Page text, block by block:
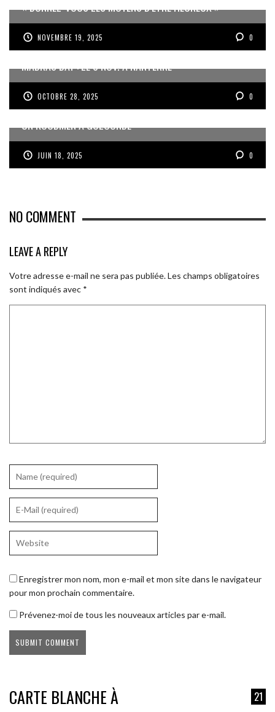
« DONNEZ-VOUS LES MOYENS D’ÊTRE HEUREUX »
NOVEMBRE 19, 2025 0
MADRAS DAY : LE 8 NOV. À NANTERRE
OCTOBRE 28, 2025 0
UN KOUDMEN À GOLCONDE
JUIN 18, 2025 0
NO COMMENT
LEAVE A REPLY
Votre adresse e-mail ne sera pas publiée.Les champs obligatoires
sont indiqués avec *
Enregistrer mon nom, mon e-mail et mon site dans le navigateur
pour mon prochain commentaire.
Prévenez-moi de tous les nouveaux articles par e-mail.
CARTE BLANCHE À 21